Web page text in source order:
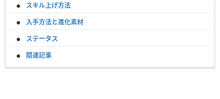
スキル上げ方法
入手方法と進化素材
ステータス
関連記事